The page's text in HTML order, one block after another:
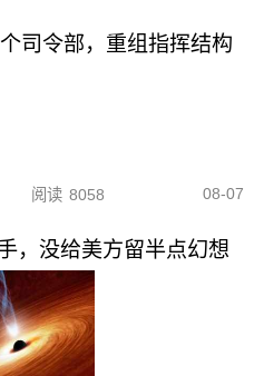
司令部，重组指挥结构
阅读 8058 08-07
，没给美方留半点幻想